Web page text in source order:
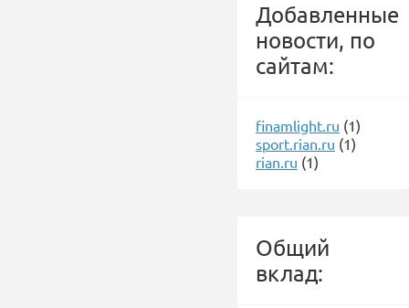
Добавленные
новости, по
сайтам:
finamlight.ru (1)
sport.rian.ru (1)
rian.ru (1)
Общий
вклад: